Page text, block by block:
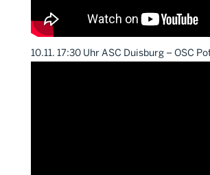
10.11. 17:30 Uhr ASC Duisburg – OSC